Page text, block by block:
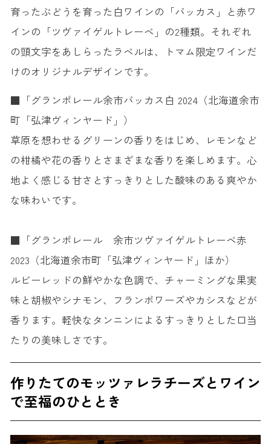
育ったぶどうを育った白ワインの「バッカス」と赤ワ
インの「ツヴァイゲルトレーベ」の2種類。それぞれ
の頭文字をあしらったラベルは、トマム限定ワインだ
けのオリジナルデザインです。
■「グランポレール余市バッカス白 2024（北海道余市
町「弘津ヴィンヤード」）
草原を想わせるグリーンの香りをはじめ、レモンなど
の柑橘や花の香りとさまざまな香りを楽しめます。心
地よく感じる甘さとすっきりとした酸味のある爽やか
な味わいです。
■「グランポレール 余市ツヴァイゲルトレーベ赤
2023（北海道余市町「弘津ヴィンヤード」ほか）
ルビーレッドの鮮やかな色調で、チャーミングな果実
味と胡椒やシナモン、フランボワーズやカシスなどが
香ります。軽快なタンニンによるすっきりとした口当
たりの美味しさです。
作りたてのモッツァレラチーズとワイン
で至福のひととき